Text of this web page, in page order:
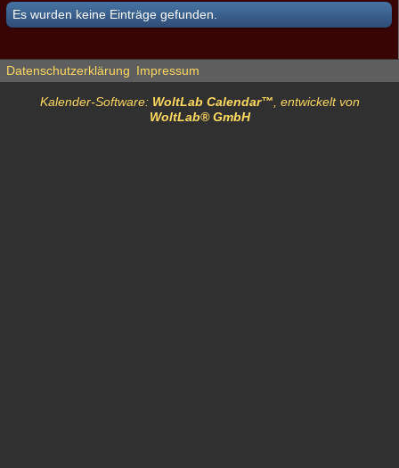
Es wurden keine Einträge gefunden.
Datenschutzerklärung Impressum
Kalender-Software: WoltLab Calendar™ , entwickelt von
WoltLab® GmbH